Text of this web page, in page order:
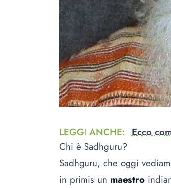
LEGGI ANCHE: Ecco
Chi è Sadhguru?
Sadhguru, che oggi
in primis un maestro